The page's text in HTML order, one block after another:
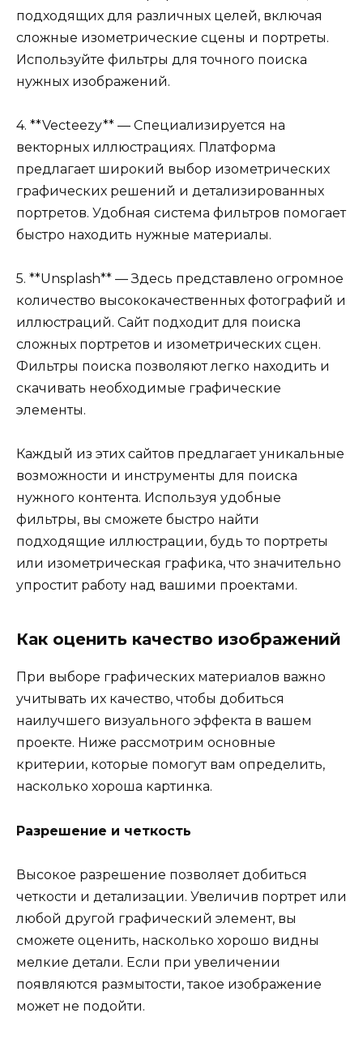
подходящих для различных целей, включая
сложные изометрические сцены и портреты.
Используйте фильтры для точного поиска
нужных изображений.
4. **Vecteezy** — Специализируется на
векторных иллюстрациях. Платформа
предлагает широкий выбор изометрических
графических решений и детализированных
портретов. Удобная система фильтров помогает
быстро находить нужные материалы.
5. **Unsplash** — Здесь представлено огромное
количество высококачественных фотографий и
иллюстраций. Сайт подходит для поиска
сложных портретов и изометрических сцен.
Фильтры поиска позволяют легко находить и
скачивать необходимые графические
элементы.
Каждый из этих сайтов предлагает уникальные
возможности и инструменты для поиска
нужного контента. Используя удобные
фильтры, вы сможете быстро найти
подходящие иллюстрации, будь то портреты
или изометрическая графика, что значительно
упростит работу над вашими проектами.
Как оценить качество изображений
При выборе графических материалов важно
учитывать их качество, чтобы добиться
наилучшего визуального эффекта в вашем
проекте. Ниже рассмотрим основные
критерии, которые помогут вам определить,
насколько хороша картинка.
Разрешение и четкость
Высокое разрешение позволяет добиться
четкости и детализации. Увеличив портрет или
любой другой графический элемент, вы
сможете оценить, насколько хорошо видны
мелкие детали. Если при увеличении
появляются размытости, такое изображение
может не подойти.